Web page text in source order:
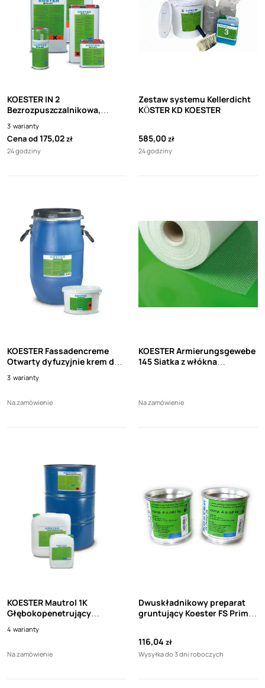
KOESTER IN 2
Bezrozpuszczalnikowa,
poliuretanowa żywica
iniekcyjna o niskiej lepkości
3 warianty
Cena od175,02zł
24 godziny
Zestaw systemu Kellerdicht
KÖSTER KD KOESTER
585,00zł
24 godziny
KOESTER Fassadencreme
Otwarty dyfuzyjnie krem do
naturalnego kamienia i
3 warianty
Na zamówienie
KOESTER Armierungsgewebe
145 Siatka z włókna
Na zamówienie
KOESTER Mautrol 1K
Głębokopenetrujący
działaniu hydrofobizującym
4 warianty
Na zamówienie
Dwuskładnikowy preparat
gruntujący Koester FS Primer
116,04 zł
Wysyłka do 3 dni roboczych